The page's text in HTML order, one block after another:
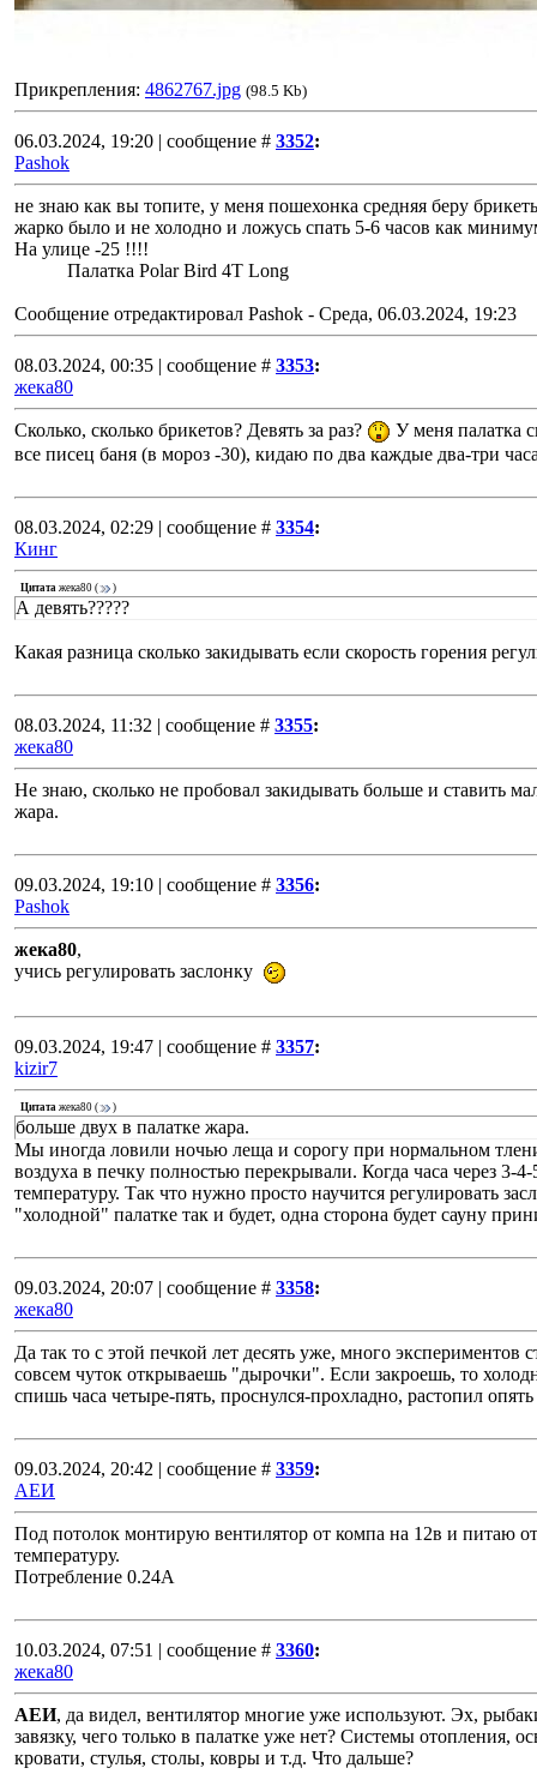
Прикрепления: 4862767.jpg (98.5 Kb)
06.03.2024, 19:20 | сообщение # 3352:
Pashok
не знаю как вы топите, у меня пошехонка средняя беру
жарко было и не холодно и ложусь спать 5-6 часов как
На улице -25 !!!!
Палатка Polar Bird 4T Long
Сообщение отредактировал Pashok - Среда, 06.03.2024, 19:23
08.03.2024, 00:35 | сообщение # 3353:
жека80
Сколько, сколько брикетов? Девять за раз?
У меня палатка
все писец баня (в мороз -30), кидаю по два каждые два-три
08.03.2024, 02:29 | сообщение # 3354:
Кинг
Цитата жека80 ( )
А девять?????
Какая разница сколько закидывать если скорость горения
08.03.2024, 11:32 | сообщение # 3355:
жека80
Не знаю, сколько не пробовал закидывать больше и ставить
жара.
09.03.2024, 19:10 | сообщение # 3356:
Pashok
жека80,
учись регулировать заслонку
09.03.2024, 19:47 | сообщение # 3357:
kizir7
Цитата жека80 ( )
больше двух в палатке жара.
Мы иногда ловили ночью леща и сорогу при нормальном
воздуха в печку полностью перекрывали. Когда часа через
температуру. Так что нужно просто научится регулировать
"холодной" палатке так и будет, одна сторона будет сауну
09.03.2024, 20:07 | сообщение # 3358:
жека80
Да так то с этой печкой лет десять уже, много
совсем чуток открываешь "дырочки". Если закроешь, то
спишь часа четыре-пять, проснулся-прохладно, растопил
09.03.2024, 20:42 | сообщение # 3359:
АЕИ
Под потолок монтирую вентилятор от компа на 12в и питаю
температуру.
Потребление 0.24А
10.03.2024, 07:51 | сообщение # 3360:
жека80
АЕИ, да видел, вентилятор многие уже используют. Эх,
завязку, чего только в палатке уже нет? Системы
кровати, стулья, столы, ковры и т.д. Что дальше?